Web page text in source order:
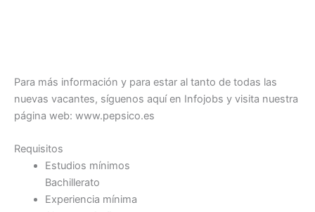
Para más información y para estar al tanto de todas las
nuevas vacantes, síguenos aquí en Infojobs y visita nuestra
página web: www.pepsico.es
Requisitos
Estudios mínimos
Bachillerato
Experiencia mínima